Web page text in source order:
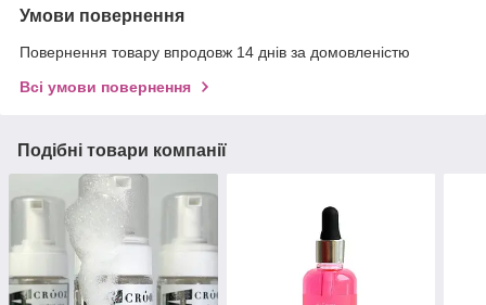
Умови повернення
Повернення товару впродовж 14 днів за домовленістю
Всі умови повернення
Подібні товари компанії